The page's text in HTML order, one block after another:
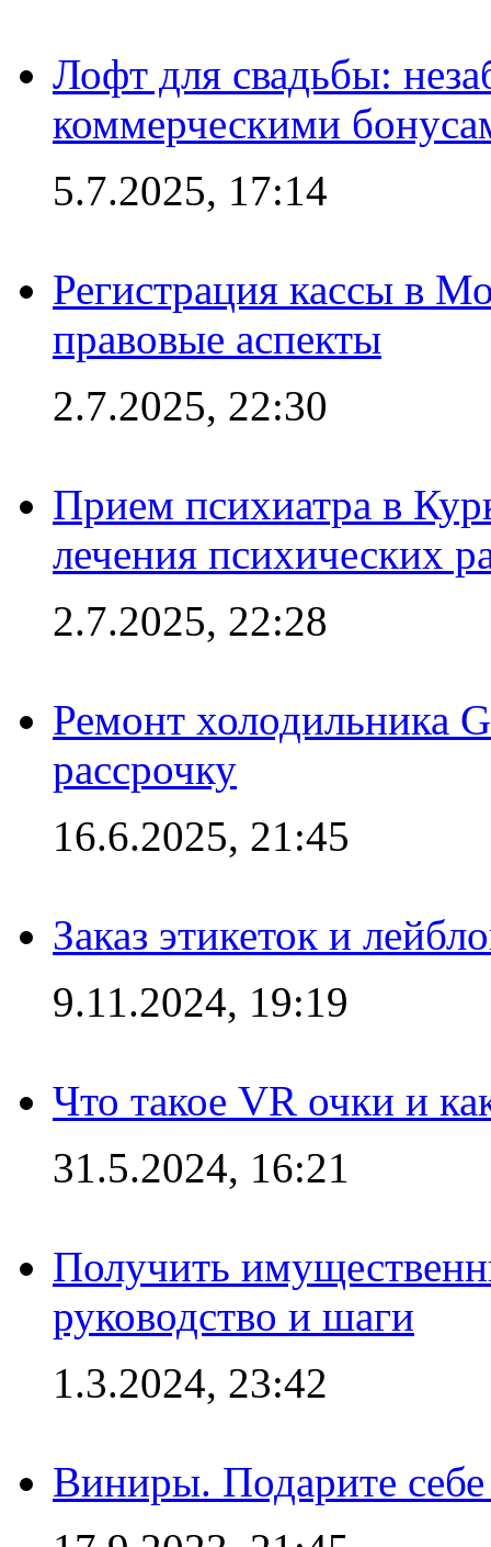
Лофт для свадьбы:
коммерческими
5.7.2025, 17:14
Регистрация кассы в
правовые аспекты
2.7.2025, 22:30
Прием психиатра в
лечения психических
2.7.2025, 22:28
Ремонт холодильника
рассрочку
16.6.2025, 21:45
Заказ этикеток и
9.11.2024, 19:19
Что такое VR очки и
31.5.2024, 16:21
Получить
руководство и шаги
1.3.2024, 23:42
Виниры. Подарите